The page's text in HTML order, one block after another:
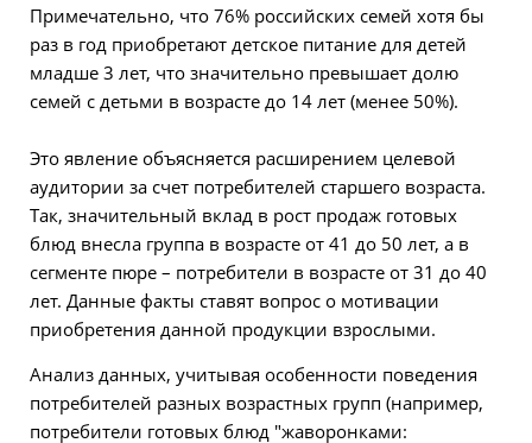
Примечательно, что 76% российских семей хотя бы
раз в год приобретают детское питание для детей
младше 3 лет, что значительно превышает долю
семей с детьми в возрасте до 14 лет (менее 50%).
Это явление объясняется расширением целевой
аудитории за счет потребителей старшего возраста.
Так, значительный вклад в рост продаж готовых
блюд внесла группа в возрасте от 41 до 50 лет, а в
сегменте пюре – потребители в возрасте от 31 до 40
лет. Данные факты ставят вопрос о мотивации
приобретения данной продукции взрослыми.
Анализ данных, учитывая особенности поведения
потребителей разных возрастных групп (например,
потребители готовых блюд "жаворонками: